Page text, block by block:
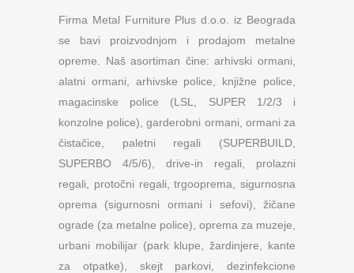
Firma Metal Furniture Plus d.o.o. iz Beograda
se bavi proizvodnjom i prodajom metalne
opreme. Naš asortiman čine: arhivski ormani,
alatni ormani, arhivske police, knjižne police,
magacinske police (LSL, SUPER 1/2/3 i
konzolne police), garderobni ormani, ormani za
čistačice, paletni regali (SUPERBUILD,
SUPERBO 4/5/6), drive-in regali, prolazni
regali, protočni regali, trgooprema, sigurnosna
oprema (sigurnosni ormani i sefovi), žičane
ograde (za metalne police), oprema za muzeje,
urbani mobilijar (park klupe, žardinjere, kante
za otpatke), skejt parkovi, dezinfekcione